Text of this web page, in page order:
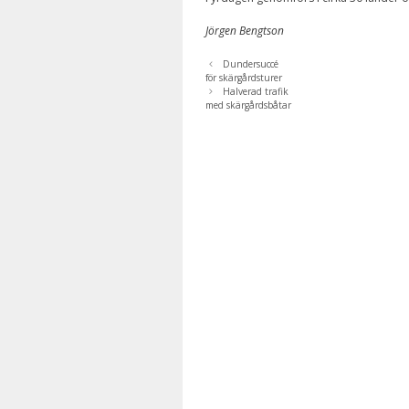
Jörgen Bengtson
Dundersuccé
för skärgårdsturer
Halverad trafik
med skärgårdsbåtar